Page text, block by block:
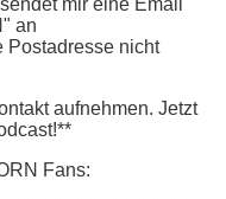
mir eine Email
an
Postadresse nicht
aufnehmen. Jetzt
Fans: